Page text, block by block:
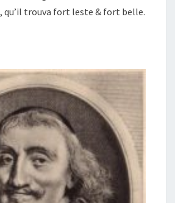
qu’il trouva fort leste & fort belle.